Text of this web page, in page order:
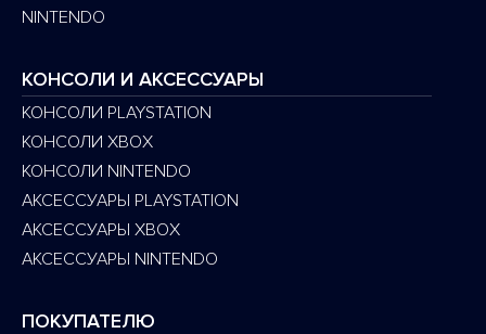
NINTENDO
КОНСОЛИ И АКСЕССУАРЫ
КОНСОЛИ PLAYSTATION
КОНСОЛИ XBOX
КОНСОЛИ NINTENDO
АКСЕССУАРЫ PLAYSTATION
АКСЕССУАРЫ XBOX
АКСЕССУАРЫ NINTENDO
ПОКУПАТЕЛЮ